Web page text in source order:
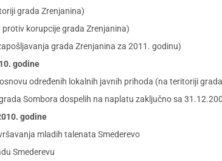
grada Zrenjanina)
korupcije grada Zrenjanina)
grada Zrenjanina za 2011. godinu)
godine
određenih lokalnih javnih prihoda (na teritoriji
Sombora dospelih na naplatu zaključno sa
godine
mladih talenata Smederevo
Smederevu